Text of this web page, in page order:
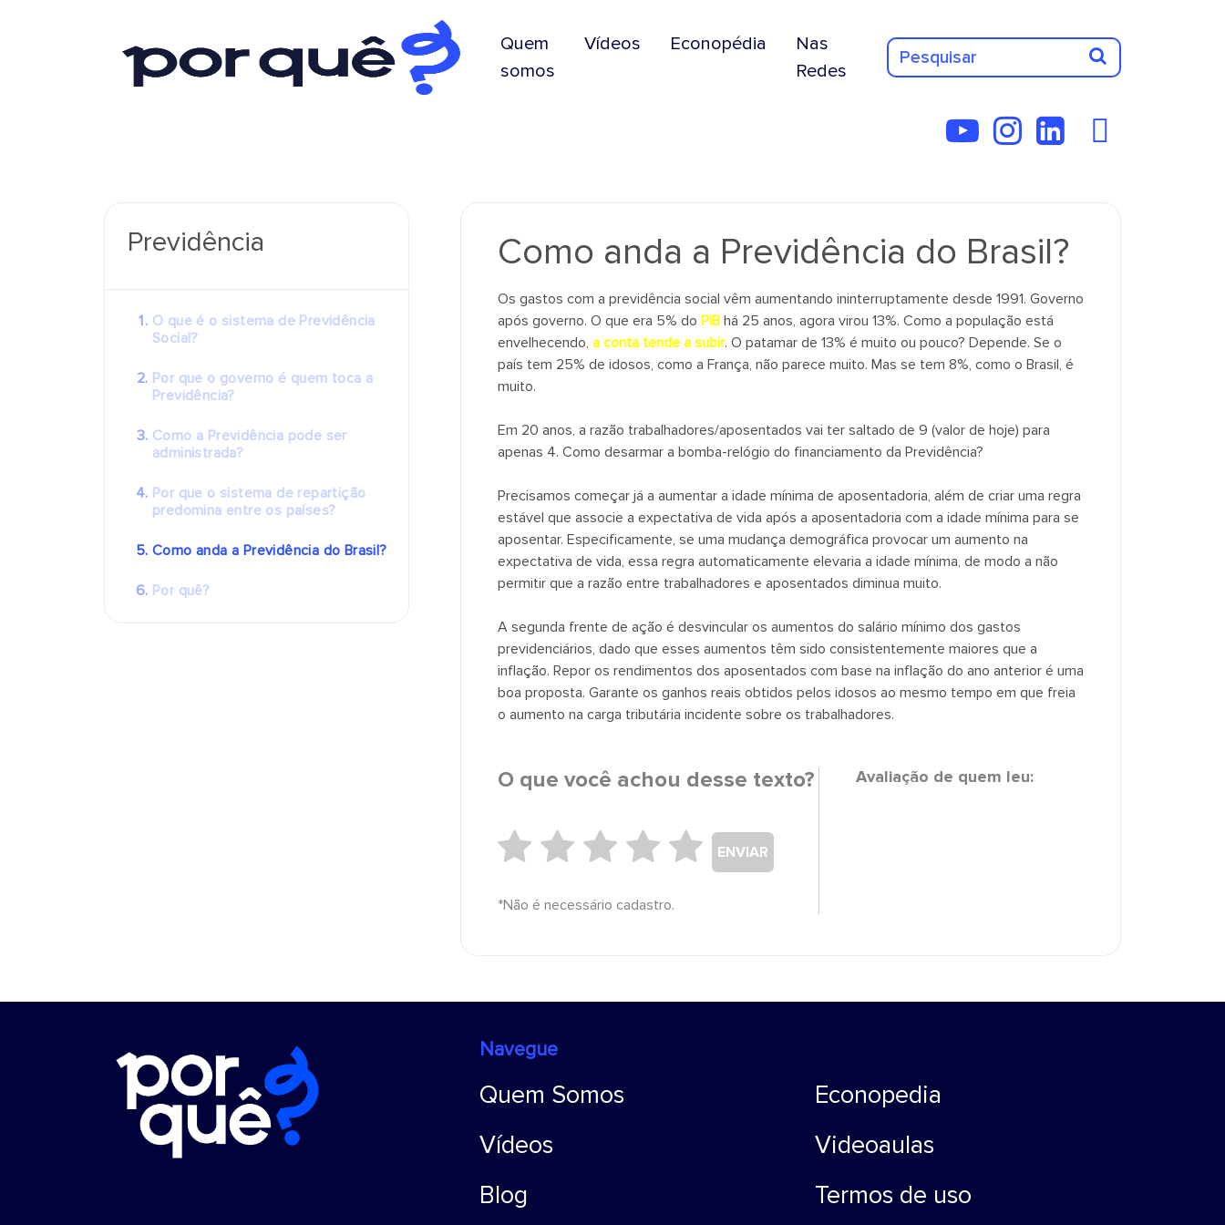
Quem
somos
Vídeos Econopédia
Nas
Redes
Previdência
O que é o sistema de Previdência
Social?
Por que o governo é quem toca a
Previdência?
Como a Previdência pode ser
administrada?
Por que o sistema de repartição
predomina entre os países?
Como anda a Previdência do Brasil?
Por quê?
Como anda a Previdência do Brasil?
Os gastos com a previdência social vêm aumentando ininterruptamente desde 1991. Governo
após governo. O que era 5% do PIBhá 25 anos, agora virou 13%. Como a população está
envelhecendo, a conta tende a subir. O patamar de 13% é muito ou pouco? Depende. Se o
país tem 25% de idosos, como a França, não parece muito. Mas se tem 8%, como o Brasil, é
muito.
Em 20 anos, a razão trabalhadores/aposentados vai ter saltado de 9 (valor de hoje) para
apenas 4. Como desarmar a bomba-relógio do financiamento da Previdência?
Precisamos começar já a aumentar a idade mínima de aposentadoria, além de criar uma regra
estável que associe a expectativa de vida após a aposentadoria com a idade mínima para se
aposentar. Especificamente, se uma mudança demográfica provocar um aumento na
expectativa de vida, essa regra automaticamente elevaria a idade mínima, de modo a não
permitir que a razão entre trabalhadores e aposentados diminua muito.
A segunda frente de ação é desvincular os aumentos do salário mínimo dos gastos
previdenciários, dado que esses aumentos têm sido consistentemente maiores que a
inflação. Repor os rendimentos dos aposentados com base na inflação do ano anterior é uma
boa proposta. Garante os ganhos reais obtidos pelos idosos ao mesmo tempo em que freia
o aumento na carga tributária incidente sobre os trabalhadores.
O que você achou desse texto?
ENVIAR
*Não é necessário cadastro.
Avaliação de quem leu:
Navegue
Quem Somos
Vídeos
Blog
Econopedia
Videoaulas
Termos de uso